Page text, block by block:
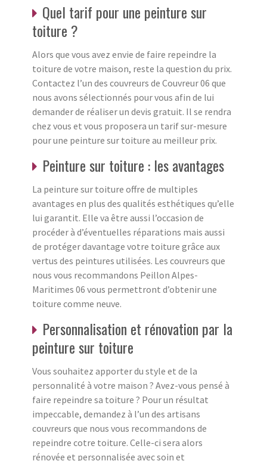
Quel tarif pour une peinture sur
toiture ?
Alors que vous avez envie de faire repeindre la
toiture de votre maison, reste la question du prix.
Contactez l’un des couvreurs de Couvreur 06 que
nous avons sélectionnés pour vous afin de lui
demander de réaliser un devis gratuit. Il se rendra
chez vous et vous proposera un tarif sur-mesure
pour une peinture sur toiture au meilleur prix.
Peinture sur toiture : les avantages
La peinture sur toiture offre de multiples
avantages en plus des qualités esthétiques qu’elle
lui garantit. Elle va être aussi l’occasion de
procéder à d’éventuelles réparations mais aussi
de protéger davantage votre toiture grâce aux
vertus des peintures utilisées. Les couvreurs que
nous vous recommandons Peillon Alpes-
Maritimes 06 vous permettront d’obtenir une
toiture comme neuve.
Personnalisation et rénovation par la
peinture sur toiture
Vous souhaitez apporter du style et de la
personnalité à votre maison ? Avez-vous pensé à
faire repeindre sa toiture ? Pour un résultat
impeccable, demandez à l’un des artisans
couvreurs que nous vous recommandons de
repeindre cotre toiture. Celle-ci sera alors
rénovée et personnalisée avec soin et